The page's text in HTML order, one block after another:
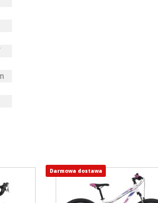
Ten
Darmowa dostawa